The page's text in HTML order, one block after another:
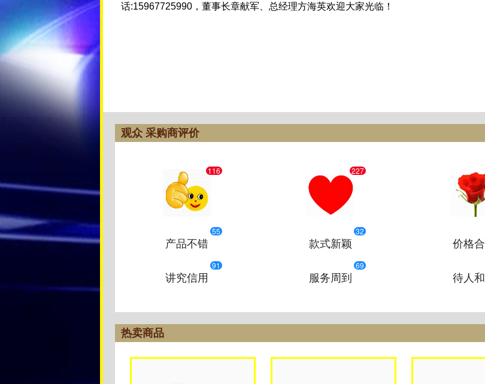
话:15967725990，董事长章献军、总经理方海英欢迎大家光临！
观众 采购商评价
116 227
产品不错
55
款式新颖
32
价格
讲究信用
91
服务周到
69
待人
热卖商品